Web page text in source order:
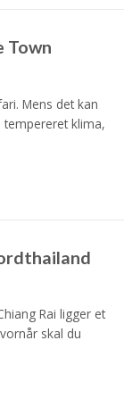
Town
Mens det kan
klima,
Rai ligger et
skal du